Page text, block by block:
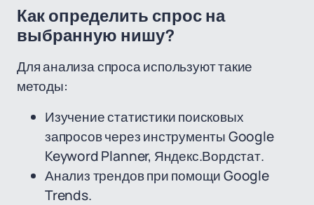
Как определить спрос на
выбранную нишу?
Для анализа спроса используют такие
методы:
Изучение статистики поисковых
запросов через инструменты Google
Keyword Planner, Яндекс.Вордстат.
Анализ трендов при помощи Google
Trends.